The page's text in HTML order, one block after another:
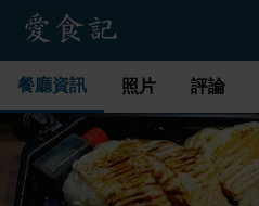
餐廳資訊 照片 評論